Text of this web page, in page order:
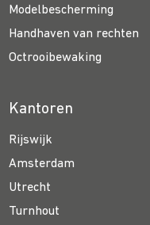
Modelbescherming
Handhaven van rechten
Octrooibewaking
Kantoren
Rijswijk
Amsterdam
Utrecht
Turnhout